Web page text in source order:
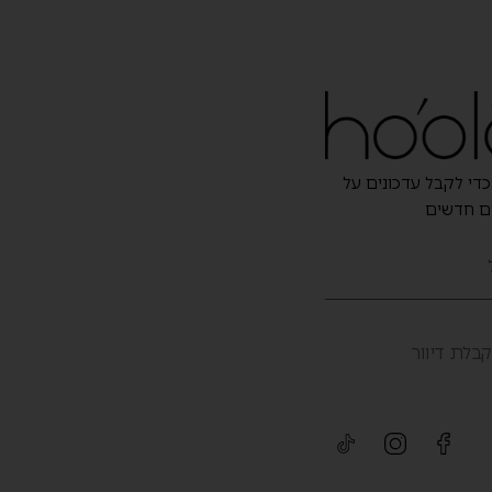
לקבל עדכונים על
חדשים
דיוור